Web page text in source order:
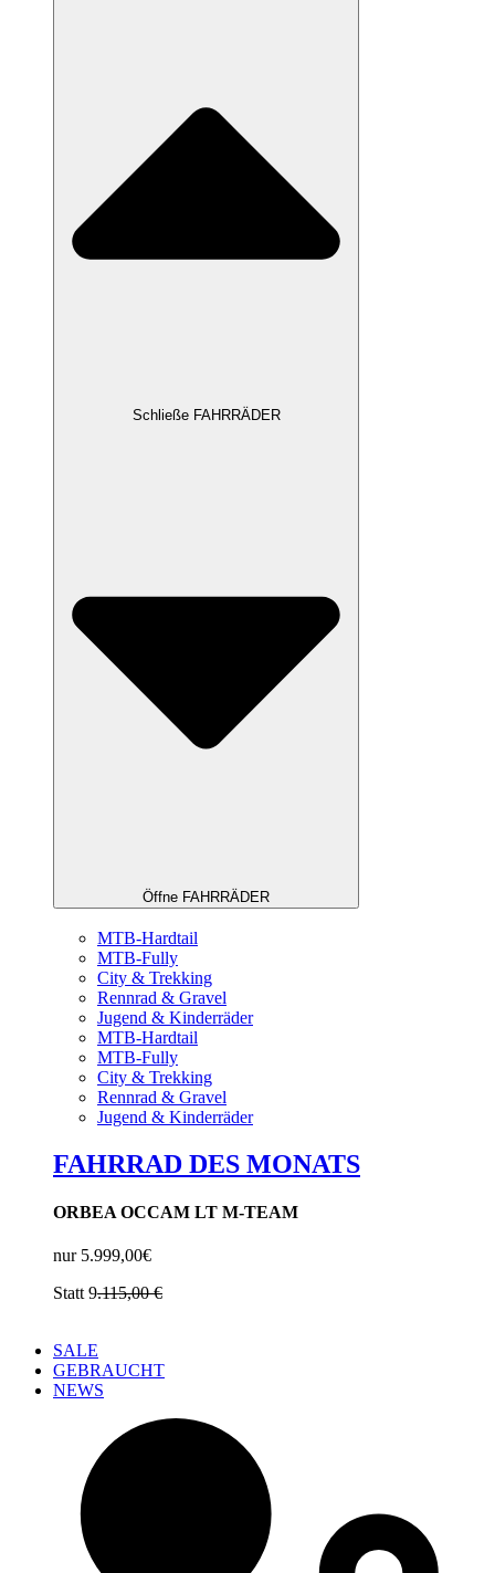
Schließe FAHRRÄDER
Öffne FAHRRÄDER
MTB-Hardtail
MTB-Fully
City & Trekking
Rennrad & Gravel
Jugend & Kinderräder
MTB-Hardtail
MTB-Fully
City & Trekking
Rennrad & Gravel
Jugend & Kinderräder
FAHRRAD DES MONATS
ORBEA OCCAM LT M-TEAM
nur 5.999,00€
Statt 9.115,00€
SALE
GEBRAUCHT
NEWS